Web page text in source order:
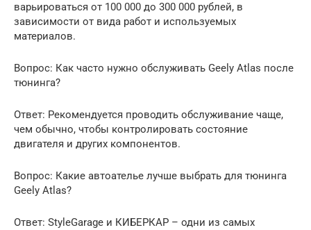
варьироваться от 100 000 до 300 000 рублей, в
зависимости от вида работ и используемых
материалов.
Вопрос: Как часто нужно обслуживать Geely Atlas после
тюнинга?
Ответ: Рекомендуется проводить обслуживание чаще,
чем обычно, чтобы контролировать состояние
двигателя и других компонентов.
Вопрос: Какие автоателье лучше выбрать для тюнинга
Geely Atlas?
Ответ: StyleGarage и КИБЕРКАР – одни из самых